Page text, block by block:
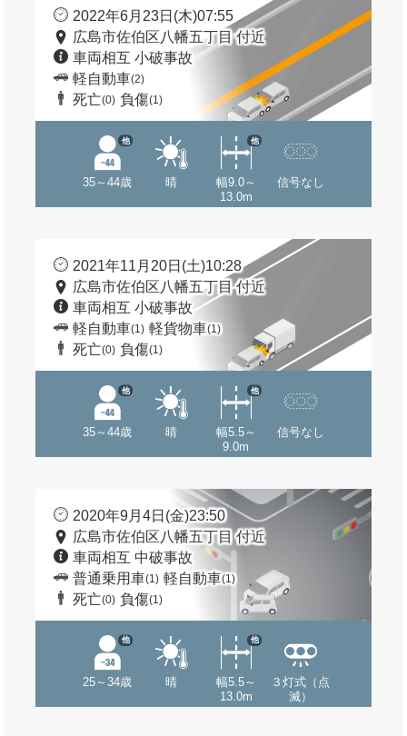
2022年6月23日(木)07:55
広島市佐伯区八幡五丁目 付近
車両相互 小破事故
軽自動車(2)
死亡(0) 負傷(1)
35～44歳
他
晴
幅9.0～
13.0m
他
信号なし
2021年11月20日(土)10:28
広島市佐伯区八幡五丁目 付近
車両相互 小破事故
軽自動車(1) 軽貨物車(1)
死亡(0) 負傷(1)
35～44歳
他
晴
幅5.5～
9.0m
他
信号なし
2020年9月4日(金)23:50
広島市佐伯区八幡五丁目 付近
車両相互 中破事故
普通乗用車(1) 軽自動車(1)
死亡(0) 負傷(1)
25～34歳
他
晴
幅5.5～
13.0m
他
３灯式（点
滅）